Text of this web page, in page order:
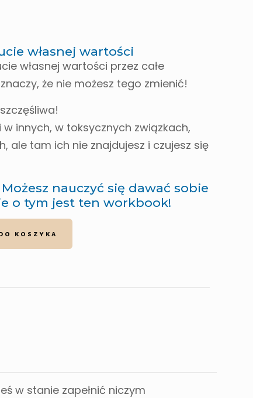
własnej wartości
własnej wartości przez całe
że nie możesz tego zmienić!
w innych, w toksycznych związkach,
ale tam ich nie znajdujesz i czujesz się
nauczyć się dawać sobie
o tym jest ten workbook!
koszyka
w stanie zapełnić niczym